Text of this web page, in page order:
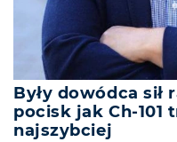
Były dowódca
pocisk jak Ch-101
najszybciej